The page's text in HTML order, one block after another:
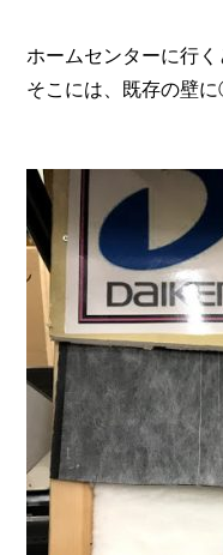
ホームセンターに行
そこには、既存の壁